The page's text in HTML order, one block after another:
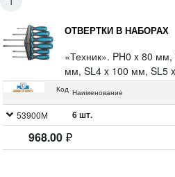
ОТВЕРТКИ В НАБОРАХ
«Техник». PH0 x 80
мм, SL4 x 100 мм, SL5
пластиковом
пластиковая
Упаковка: блистер.
Код Наименование
53900М 6 шт.
968.00